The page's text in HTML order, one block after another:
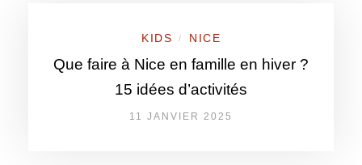
KIDS / NICE
Que faire à Nice en famille en hiver ?
15 idées d’activités
11 JANVIER 2025